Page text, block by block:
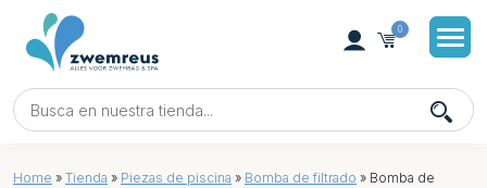
0
Home » Tienda » Piezas de piscina » Bomba de filtrado » Bomba de